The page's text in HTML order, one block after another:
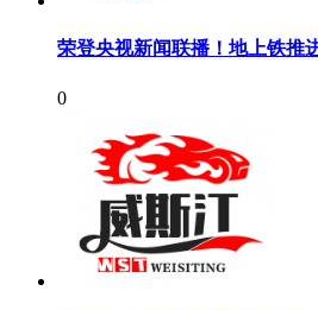
荣登央视新闻联播！地上铁推
0